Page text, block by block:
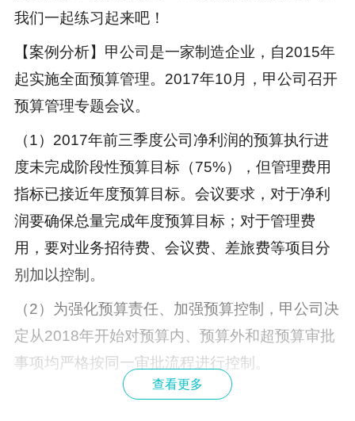
我们一起练习起来吧！
【案例分析】甲公司是一家制造企业，自2015年
起实施全面预算管理。2017年10月，甲公司召开
预算管理专题会议。
（1）2017年前三季度公司净利润的预算执行进
度未完成阶段性预算目标（75%），但管理费用
指标已接近年度预算目标。会议要求，对于净利
润要确保总量完成年度预算目标；对于管理费
用，要对业务招待费、会议费、差旅费等项目分
别加以控制。
（2）为强化预算责任、加强预算控制，甲公司决
定从2018年开始对预算内、预算外和超预算审批
事项均严格按同一审批流程进行控制。
查看更多